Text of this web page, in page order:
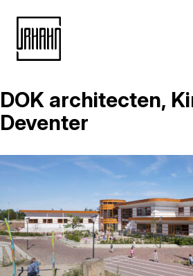
Naar
inhoud
DOK architecten,
Deventer